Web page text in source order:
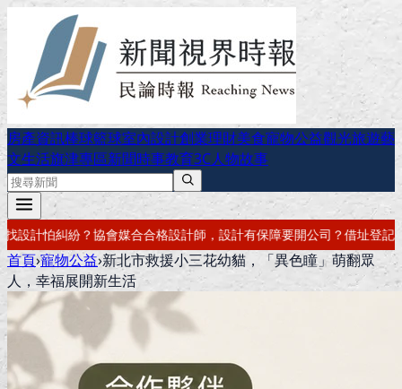
房產資訊棒球籃球室內設計創業理財美食寵物公益觀光旅遊藝
文生活旗津專區新聞時事教育3C人物故事
計有保障要開公司？借址登記・公司設立・工商登記一次辦好記帳報
首頁›寵物公益›新北市救援小三花幼貓，「異色瞳」萌翻眾
人，幸福展開新生活